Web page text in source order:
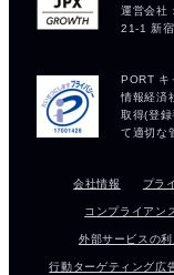
会社情報 プラ
コンプライアン
外部サービスの
行動ターゲティング広